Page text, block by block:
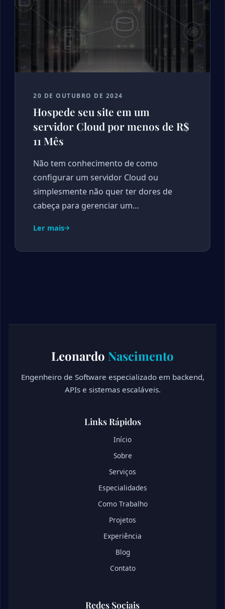
20 DE OUTUBRO DE 2024
Hospede seu site em um
servidor Cloud por menos de R$
11 Mês
Não tem conhecimento de como
configurar um servidor Cloud ou
simplesmente não quer ter dores de
cabeça para gerenciar um…
Ler mais
Leonardo Nascimento
Engenheiro de Software especializado em backend,
APIs e sistemas escaláveis.
Links Rápidos
Início
Sobre
Serviços
Especialidades
Como Trabalho
Projetos
Experiência
Blog
Contato
Redes Sociais